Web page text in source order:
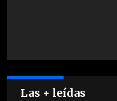
Las + leídas